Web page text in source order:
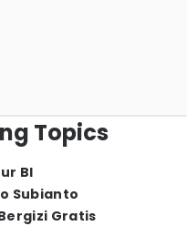
Topics
BI
Subianto
Gratis